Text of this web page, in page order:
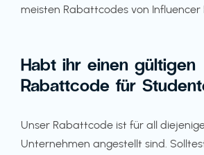
meisten Rabattcodes von Influencer
Habt ihr einen gültigen
Rabattcode für
Unser Rabattcode ist für all
Unternehmen angestellt sind.